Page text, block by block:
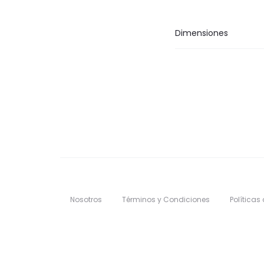
Dimensiones
Nosotros Términos y Condiciones Políticas